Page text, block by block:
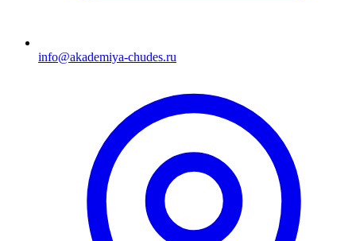
info@akademiya-chudes.ru